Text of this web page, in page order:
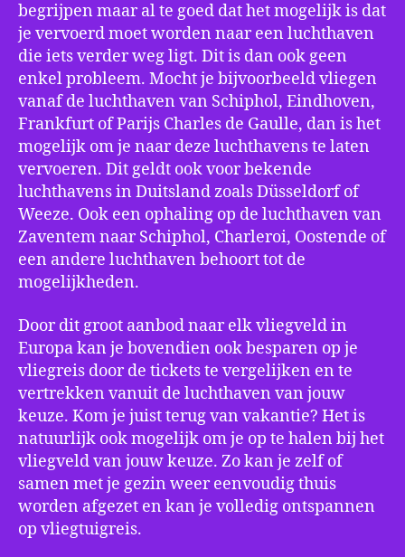
begrijpen maar al te goed dat het mogelijk is dat
je vervoerd moet worden naar een luchthaven
die iets verder weg ligt. Dit is dan ook geen
enkel probleem. Mocht je bijvoorbeeld vliegen
vanaf de luchthaven van Schiphol, Eindhoven,
Frankfurt of Parijs Charles de Gaulle, dan is het
mogelijk om je naar deze luchthavens te laten
vervoeren. Dit geldt ook voor bekende
luchthavens in Duitsland zoals Düsseldorf of
Weeze. Ook een ophaling op de luchthaven van
Zaventem naar Schiphol, Charleroi, Oostende of
een andere luchthaven behoort tot de
mogelijkheden.
Door dit groot aanbod naar elk vliegveld in
Europa kan je bovendien ook besparen op je
vliegreis door de tickets te vergelijken en te
vertrekken vanuit de luchthaven van jouw
keuze. Kom je juist terug van vakantie? Het is
natuurlijk ook mogelijk om je op te halen bij het
vliegveld van jouw keuze. Zo kan je zelf of
samen met je gezin weer eenvoudig thuis
worden afgezet en kan je volledig ontspannen
op vliegtuigreis.